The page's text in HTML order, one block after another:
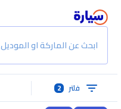
ابحث عن الماركة او الموديل
فلتر 2